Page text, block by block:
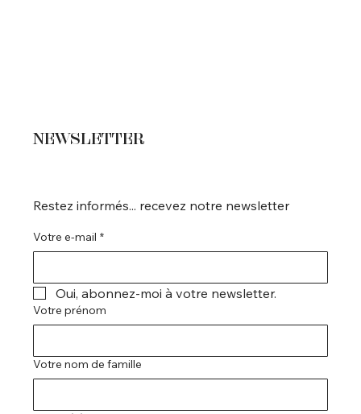
Restez informés... recevez notre newsletter
Votre e-mail *
Oui, abonnez-moi à votre newsletter.
Votre prénom
Votre nom de famille
NEWSLETTER